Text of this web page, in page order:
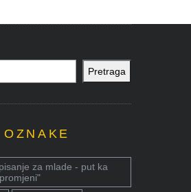
Pretraga
OZNAKE
za mlade - put ka